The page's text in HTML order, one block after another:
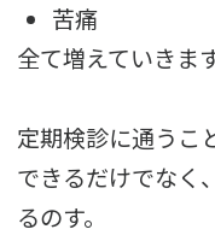
苦痛
全て増えていきま
定期検診に通うこ
できるだけでなく
るのす。